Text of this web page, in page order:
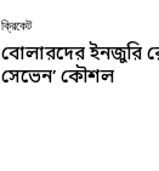
ক্রিকেট
বোলারদের ইনজুরি
সেভেন’ কৌশল